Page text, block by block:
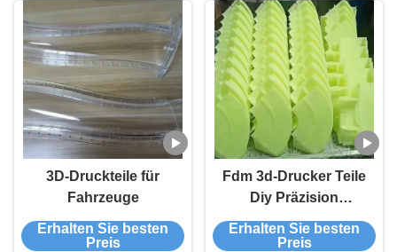
3D-Druckteile für
Fahrzeuge
Erhalten Sie besten
Preis
Fdm 3d-Drucker Teile
Diy Präzision
Aluminium CNC-
Bearbeitung
Erhalten Sie besten
Preis